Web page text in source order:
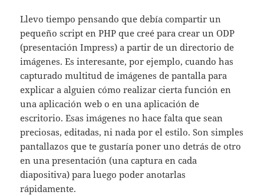
Llevo tiempo pensando que debía compartir un
pequeño script en PHP que creé para crear un ODP
(presentación Impress) a partir de un directorio de
imágenes. Es interesante, por ejemplo, cuando has
capturado multitud de imágenes de pantalla para
explicar a alguien cómo realizar cierta función en
una aplicación web o en una aplicación de
escritorio. Esas imágenes no hace falta que sean
preciosas, editadas, ni nada por el estilo. Son simples
pantallazos que te gustaría poner uno detrás de otro
en una presentación (una captura en cada
diapositiva) para luego poder anotarlas
rápidamente.